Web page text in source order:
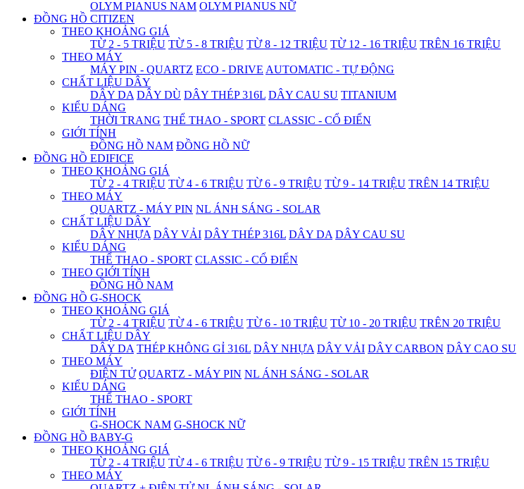
OLYM PIANUS NAM OLYM PIANUS NỮ
ĐỒNG HỒ CITIZEN
THEO KHOẢNG GIÁ
TỪ 2 - 5 TRIỆU TỪ 5 - 8 TRIỆU TỪ 8 - 12 TRIỆU TỪ 12 - 16 TRIỆU TRÊN 16 TRIỆU
THEO MÁY
MÁY PIN - QUARTZ ECO - DRIVE AUTOMATIC - TỰ ĐỘNG
CHẤT LIỆU DÂY
DÂY DA DÂY DÙ DÂY THÉP 316L DÂY CAU SU TITANIUM
KIỂU DÁNG
THỜI TRANG THỂ THAO - SPORT CLASSIC - CỔ ĐIỂN
GIỚI TÍNH
ĐỒNG HỒ NAM ĐỒNG HỒ NỮ
ĐỒNG HỒ EDIFICE
THEO KHOẢNG GIÁ
TỪ 2 - 4 TRIỆU TỪ 4 - 6 TRIỆU TỪ 6 - 9 TRIỆU TỪ 9 - 14 TRIỆU TRÊN 14 TRIỆU
THEO MÁY
QUARTZ - MÁY PIN NL ÁNH SÁNG - SOLAR
CHẤT LIỆU DÂY
DÂY NHỰA DÂY VẢI DÂY THÉP 316L DÂY DA DÂY CAU SU
KIỂU DÁNG
THỂ THAO - SPORT CLASSIC - CỔ ĐIỂN
THEO GIỚI TÍNH
ĐỒNG HỒ NAM
ĐỒNG HỒ G-SHOCK
THEO KHOẢNG GIÁ
TỪ 2 - 4 TRIỆU TỪ 4 - 6 TRIỆU TỪ 6 - 10 TRIỆU TỪ 10 - 20 TRIỆU TRÊN 20 TRIỆU
CHẤT LIỆU DÂY
DÂY DA THÉP KHÔNG GỈ 316L DÂY NHỰA DÂY VẢI DÂY CARBON DÂY CAO SU
THEO MÁY
ĐIỆN TỬ QUARTZ - MÁY PIN NL ÁNH SÁNG - SOLAR
KIỂU DÁNG
THỂ THAO - SPORT
GIỚI TÍNH
G-SHOCK NAM G-SHOCK NỮ
ĐỒNG HỒ BABY-G
THEO KHOẢNG GIÁ
TỪ 2 - 4 TRIỆU TỪ 4 - 6 TRIỆU TỪ 6 - 9 TRIỆU TỪ 9 - 15 TRIỆU TRÊN 15 TRIỆU
THEO MÁY